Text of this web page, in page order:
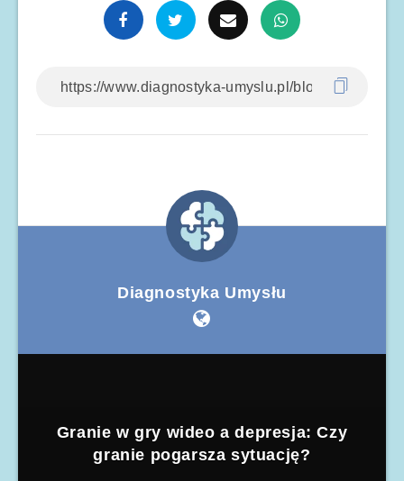
Diagnostyka Umysłu
Granie w gry wideo a depresja: Czy
granie pogarsza sytuację?